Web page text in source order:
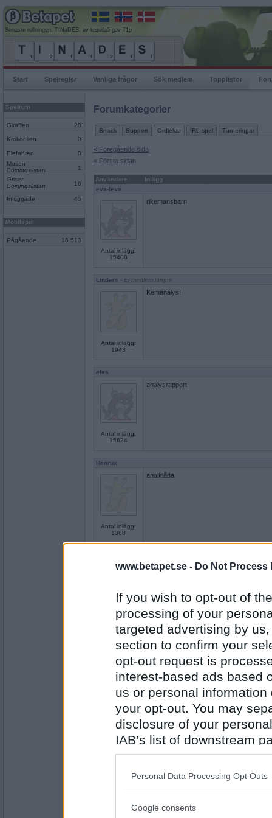
www.betapet.se - Do Not Process
If you wish to opt-out of
processing of your
targeted advertising by
section to confirm your
opt-out request is
interest-based ads based
us or personal
your opt-out. You may
disclosure of your
IAB’s list of downstream
also be disclosed by us
Downstream Participants
Please note that this
Personal Data Processing Opt Outs
Google consents
Senaste rullningen, TINaDES, av tequila5 gav 71p
Start Spelregler Vanliga frågor Sök medlem Topplistor
Spelrum
Giraffen 28
Krokodilen 0
Elefanten
0
Musen
Böjningslistan
1
Grisen
Böjningslistan
16
Inloggade 45
Mobilspel
Pågående 18 513
Forumkategorier
Snack Support Ordlekar IRL-spel Turneringar
« Föregående sida
« Första sidan
Användare
Inlägg
eva-leva
Antal inlägg:
15408
rikemansbarn
Linders - Ej medlem längre
Antal inlägg:
1943
Kemanalys!
elaa
Antal inlägg:
15624
analysrapport
Henrux
Antal inlägg:
1368
analklåda
Antal inlägg:
5079
Klåfingrighet
Antal inlägg:
15624
finurlighet
deGothia
Antal inlägg:
Liggunderlag